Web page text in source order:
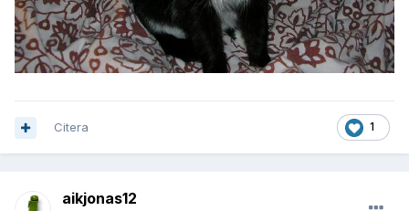
1
Citera
aikjonas12